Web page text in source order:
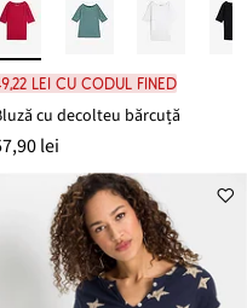
lei cu codul FINED
cu decolteu bărcuță
lei